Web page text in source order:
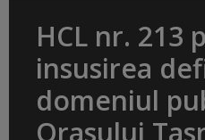
HCL nr. 213
insusirea
domeniul